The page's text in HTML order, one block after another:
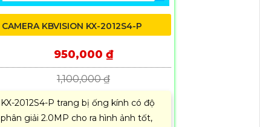
CAMERA KBVISION KX-2012S4-P
950,000 ₫
1,100,000 ₫
KX-2012S4-P trang bị ống kính có độ
phân giải 2.0MP cho ra hình ảnh tốt,